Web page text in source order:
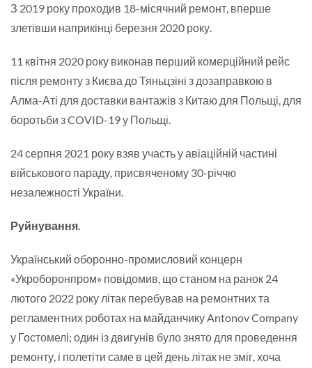
З 2019 року проходив 18-місячний ремонт, вперше
злетівши наприкінці березня 2020 року.
11 квітня 2020 року виконав перший комерційний рейс
після ремонту з Києва до Тяньцзіні з дозаправкою в
Алма-Аті для доставки вантажів з Китаю для Польщі, для
боротьби з COVID-19 у Польщі.
24 серпня 2021 року взяв участь у авіаційній частині
військового параду, присвяченому 30-річчю
незалежності України.
Руйнування.
Український оборонно-промисловий концерн
«Укроборонпром» повідомив, що станом на ранок 24
лютого 2022 року літак перебував на ремонтних та
регламентних роботах на майданчику Antonov Company
у Гостомелі; один із двигунів було знято для проведення
ремонту, і полетіти саме в цей день літак не зміг, хоча